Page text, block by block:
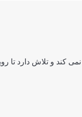
و تلاش دارد تا